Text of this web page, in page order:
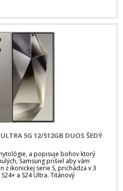
5G 12/512GB DUOS ŠEDÝ
a popisuje bohov ktorý
Samsung prišiel aby vám
z ikonickej serie S, prichádza v 3
a S24 Ultra. Titánový